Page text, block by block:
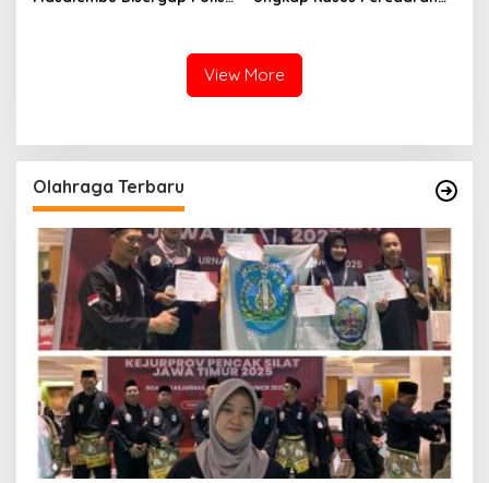
View More
Olahraga Terbaru